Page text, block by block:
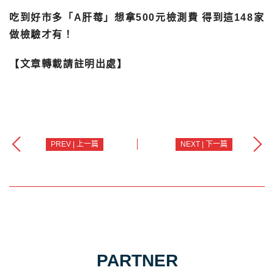
吃到好市多「A肝莓」想拿500元檢測費 得到這148家
做檢驗才有！
【文章轉載請註明出處】
PREV | 上一篇 NEXT | 下一篇
PARTNER